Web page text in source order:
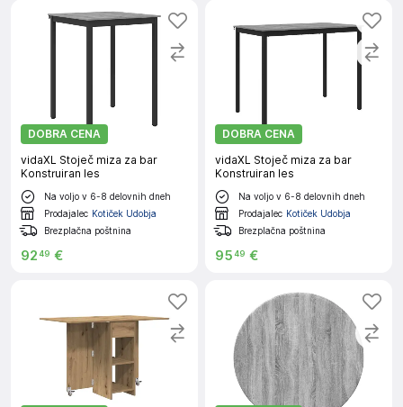
DOBRA CENA
vidaXL Stoječ miza za bar
Konstruiran les
Na voljo v 6-8 delovnih dneh
Prodajalec Kotiček Udobja
Brezplačna poštnina
9249 €
DOBRA CENA
vidaXL Stoječ miza za bar
Konstruiran les
Na voljo v 6-8 delovnih dneh
Prodajalec Kotiček Udobja
Brezplačna poštnina
9549 €